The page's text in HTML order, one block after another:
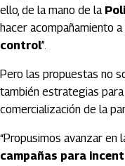
ello, de la mano de la
hacer acompañamiento a
control”.
Pero las propuestas no
también estrategias
comercialización de la
“Propusimos avanzar en
campañas para